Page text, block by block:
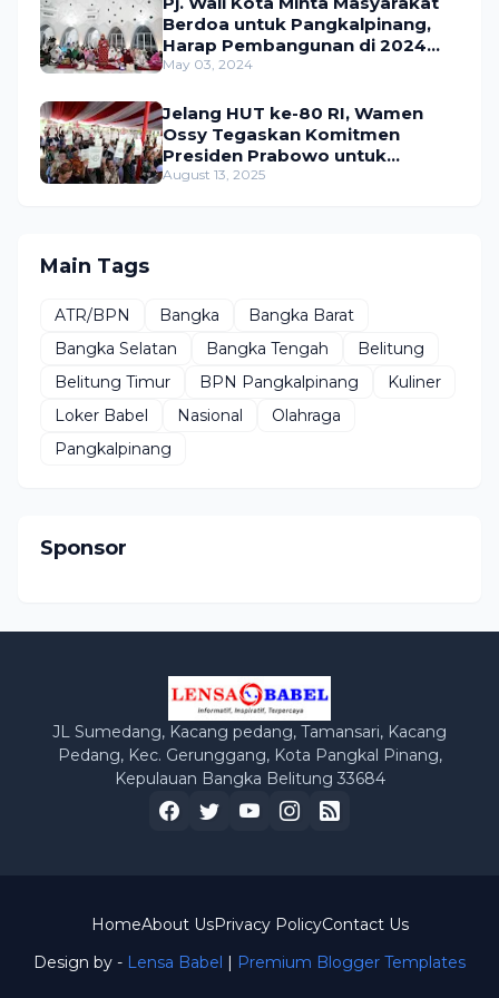
Berdoa untuk Pangkalpinang,
Harap Pembangunan di 2024
Berjalan Lancar
May 03, 2024
Jelang HUT ke-80 RI, Wamen
Ossy Tegaskan Komitmen
Presiden Prabowo untuk
Menyejahterakan Rakyat
August 13, 2025
Main Tags
ATR/BPN Bangka
Bangka Barat
Bangka Selatan
Bangka Tengah
Belitung
Belitung Timur
BPN Pangkalpinang
Kuliner
Loker Babel
Nasional
Olahraga
Pangkalpinang
Sponsor
JL Sumedang, Kacang pedang, Tamansari, Kacang
Pedang, Kec. Gerunggang, Kota Pangkal Pinang,
Kepulauan Bangka Belitung 33684
Design by - Lensa Babel | Premium Blogger Templates
HomeAbout UsPrivacy PolicyContact Us